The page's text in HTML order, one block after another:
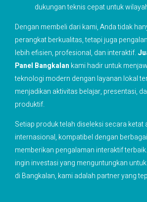
dukungan teknis cepat untuk
Dengan membeli dari kami, Anda tidak
perangkat berkualitas, tetapi juga
lebih efisien, profesional, dan interaktif.
Panel Bangkalan kami hadir untuk
teknologi modern dengan layanan lokal
menjadikan aktivitas belajar, presentasi,
produktif.
Setiap produk telah diseleksi secara ketat
internasional, kompatibel dengan
memberikan pengalaman interaktif
ingin investasi yang menguntungkan
di Bangkalan, kami adalah partner yang